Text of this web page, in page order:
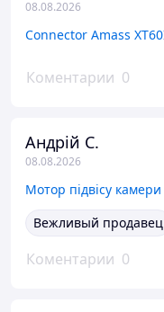
08.08.2026
Коментарии 0
Андрій С.
08.08.2026
Вежливый продавец
Коментарии 0